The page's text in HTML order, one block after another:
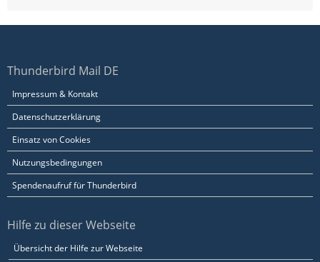
Thunderbird Mail DE
Impressum & Kontakt
Datenschutzerklärung
Einsatz von Cookies
Nutzungsbedingungen
Spendenaufruf für Thunderbird
Hilfe zu dieser Webseite
Übersicht der Hilfe zur Webseite